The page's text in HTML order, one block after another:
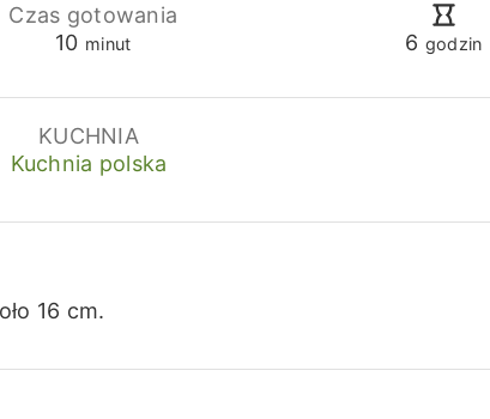
Czas gotowania
10minuty
minut 6 godziny
godzin
KUCHNIA
Kuchnia polska
16 cm.